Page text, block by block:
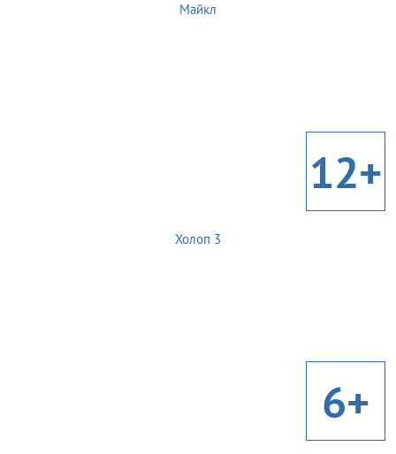
Майкл
12+
Холоп 3
6+